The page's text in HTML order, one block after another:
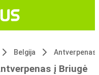
Belgija Antverpenas
į Briugė